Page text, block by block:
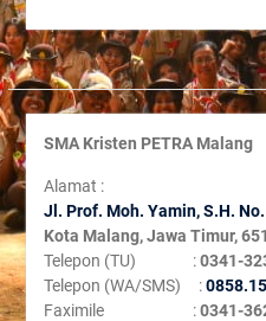
SMA Kristen PETRA Malang
Alamat :
Jl. Prof. Moh. Yamin, S.H.
Kota Malang, Jawa Timur,
Telepon (TU) :0341-
Telepon (WA/SMS) :
Faximile :0341-